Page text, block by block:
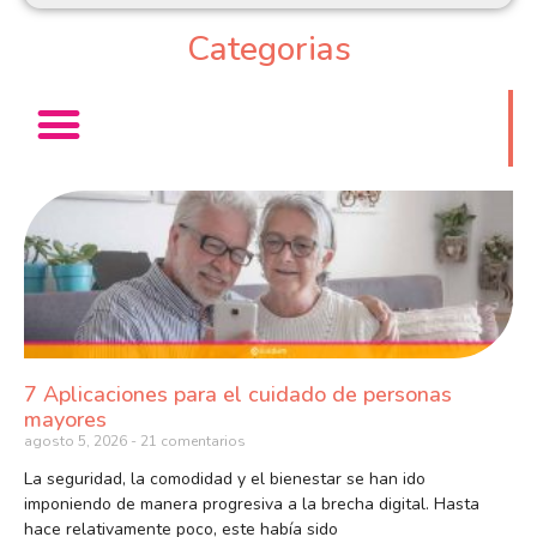
Categorias
7 Aplicaciones para el cuidado de personas
mayores
agosto 5, 2026 21 comentarios
La seguridad, la comodidad y el bienestar se han ido
imponiendo de manera progresiva a la brecha digital. Hasta
hace relativamente poco, este había sido